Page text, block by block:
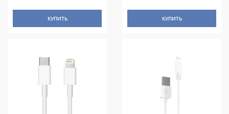
КУПИТЬ КУПИТЬ